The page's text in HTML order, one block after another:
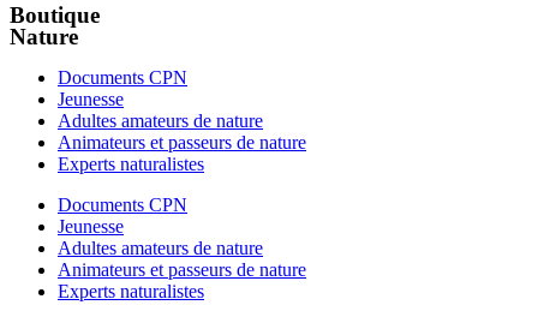
Boutique
Nature
Documents CPN
Jeunesse
Adultes amateurs de nature
Animateurs et passeurs de nature
Experts naturalistes
Documents CPN
Jeunesse
Adultes amateurs de nature
Animateurs et passeurs de nature
Experts naturalistes